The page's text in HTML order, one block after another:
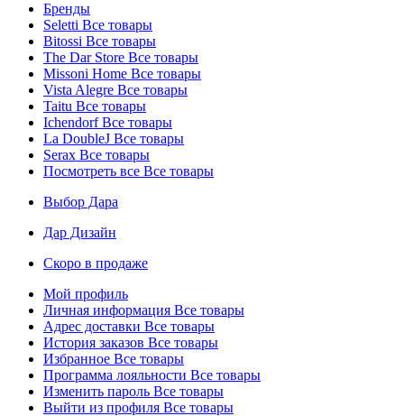
Бренды
Seletti Все товары
Bitossi Все товары
The Dar Store Все товары
Missoni Home Все товары
Vista Alegre Все товары
Taitu Все товары
IchendorfВсе товары
La DoubleJ Все товары
Serax Все товары
Посмотреть все Все товары
Выбор Дара
Дар Дизайн
Скоро в продаже
Мой профиль
Личная информация Все товары
Адрес доставки Все товары
История заказов Все товары
Избранное Все товары
Программа лояльности Все товары
Изменить пароль Все товары
Выйти из профиля Все товары